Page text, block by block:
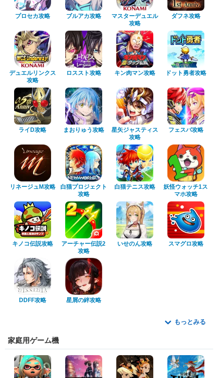
プロセカ攻略 ブルアカ攻略
マスターデュエル
攻略
ダフネ攻略
デュエルリンクス
攻略
ロススト攻略 キン肉マン攻略 ドット勇者攻略
ライD攻略 まおりゅう攻略
星矢ジャスティス
攻略
フェスバ攻略
リネージュM攻略
白猫プロジェクト
攻略
白猫テニス攻略
妖怪ウォッチ1ス
マホ攻略
キノコ伝説攻略
アーチャー伝説2
攻略
いせのん攻略 スマグロ攻略
DDFF攻略 星屑の絆攻略
もっとみる
家庭用ゲーム機